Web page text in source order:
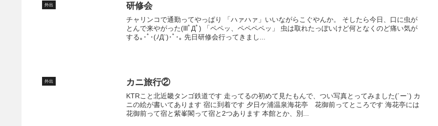
外出 研修会
チャリンコで通勤ってやっぱり 「ハァハァ」いいながらこぐやんか。 そしたら今日、口に虫が
とんで来やがった(lllﾟДﾟ) 「ペペッ、ペペペペッ」 虫は取れたっぽいけど何となくのど痛い気が
する｡･ﾟ･(ﾉД`)･ﾟ･｡ 先日研修会行ってきまし...
外出 カニ旅行②
KTRこと北近畿タンゴ鉄道です 走ってるの初めて見たもんで、つい写真とってみました(´ー`) カ
ニの絵が書いてあります 宿に到着です 夕日ケ浦温泉海花亭 花御前ってところです 海花亭には
花御前って宿と紫峯閣って宿と2つあります 本館とか、別...